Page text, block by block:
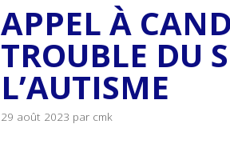
APPEL À
TROUBLE DU
L’AUTISME
29 août 2023 par cmk